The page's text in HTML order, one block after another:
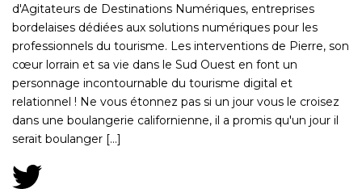
d'Agitateurs de Destinations Numériques, entreprises
bordelaises dédiées aux solutions numériques pour les
professionnels du tourisme. Les interventions de Pierre, son
cœur lorrain et sa vie dans le Sud Ouest en font un
personnage incontournable du tourisme digital et
relationnel ! Ne vous étonnez pas si un jour vous le croisez
dans une boulangerie californienne, il a promis qu'un jour il
serait boulanger [...]